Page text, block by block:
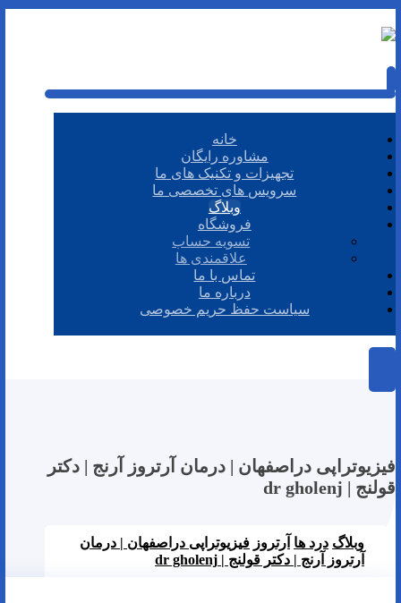
خانه
مشاوره رایگان
تجهیزات و تکنیک های ما
سرویس های تخصصی ما
وبلاگ
فروشگاه
تسویه حساب
علاقمندی ها
تماس با ما
درباره ما
سیاست حفظ حریم خصوصی
فیزیوتراپی دراصفهان | درمان آرتروز آرنج | دکتر
قولنج | dr gholenj
وبلاگ درد ها آرتروز فیزیوتراپی دراصفهان | درمان
آرتروز آرنج | دکتر قولنج | dr gholenj